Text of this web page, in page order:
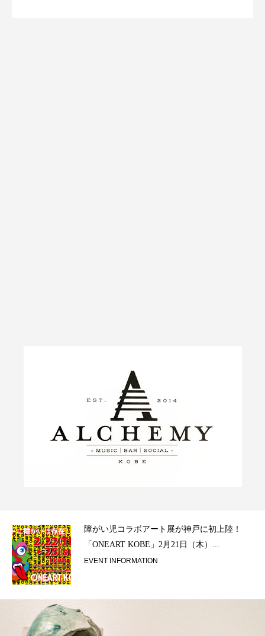
障がい児コラボアート展が神戸に初上陸！
「ONEART KOBE」2月21日（木）...
EVENT INFORMATION